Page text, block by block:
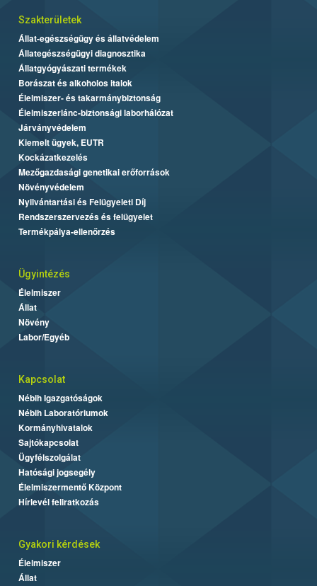
Szakterületek
Állat-egészségügy és állatvédelem
Állategészségügyi diagnosztika
Állatgyógyászati termékek
Borászat és alkoholos italok
Élelmiszer- és takarmánybiztonság
Élelmiszerlánc-biztonsági laborhálózat
Járványvédelem
Kiemelt ügyek, EUTR
Kockázatkezelés
Mezőgazdasági genetikai erőforrások
Növényvédelem
Nyilvántartási és Felügyeleti Díj
Rendszerszervezés és felügyelet
Termékpálya-ellenőrzés
Ügyintézés
Élelmiszer
Állat
Növény
Labor/Egyéb
Kapcsolat
Nébih Igazgatóságok
Nébih Laboratóriumok
Kormányhivatalok
Sajtókapcsolat
Ügyfélszolgálat
Hatósági jogsegély
Élelmiszermentő Központ
Hírlevél feliratkozás
Gyakori kérdések
Élelmiszer
Állat